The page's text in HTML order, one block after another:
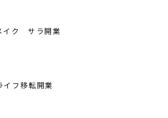
イク サラ開業
イフ移転開業